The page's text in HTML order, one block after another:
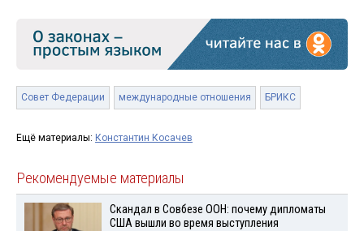
Совет Федерации международные отношения БРИКС
Ещё материалы: Константин Косачев
Рекомендуемые материалы
Скандал в Совбезе ООН: почему дипломаты
США вышли во время выступления